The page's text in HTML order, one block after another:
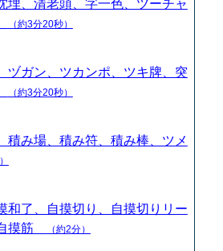
埋、清老頭、字一色、ツーチャ
（約3分20秒）
ヅガン、ツカンポ、ツキ牌、突
（約3分20秒）
積み場、積み符、積み棒、ツメ
和了、自摸切り、自摸切りリー
摸筋
（約2分）